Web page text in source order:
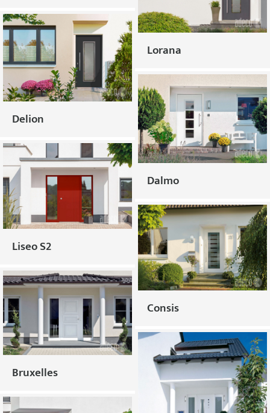
Delion
Liseo S2
Bruxelles
Lorana
Dalmo
Consis